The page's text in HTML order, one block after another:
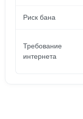
Риск бана
Требование
интернета